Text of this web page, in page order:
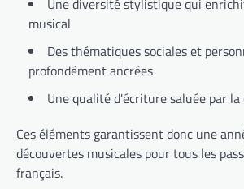
Une diversité stylistique qui
musical
Des thématiques sociales et
profondément ancrées
Une qualité d'écriture saluée par
Ces éléments garantissent donc une
découvertes musicales pour tous les
français.